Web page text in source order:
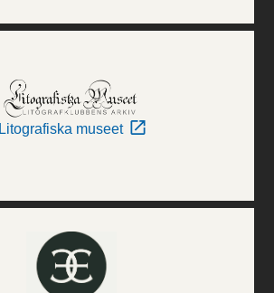
Litografiska museet